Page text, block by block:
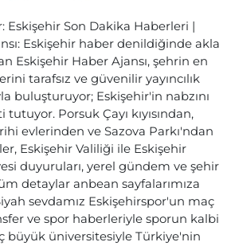
Eskişehir Son Dakika Haberleri |
Eskişehir haber denildiğinde akla
Eskişehir Haber Ajansı, şehrin en
tarafsız ve güvenilir yayıncılık
buluşturuyor; Eskişehir'in nabzını
Porsuk Çayı kıyısından,
evlerinden ve Sazova Parkı'ndan
Eskişehir Valiliği ile Eskişehir
duyuruları, yerel gündem ve şehir
detaylar anbean sayfalarımıza
sevdamız Eskişehirspor'un maç
ve spor haberleriyle sporun kalbi
büyük üniversitesiyle Türkiye'nin